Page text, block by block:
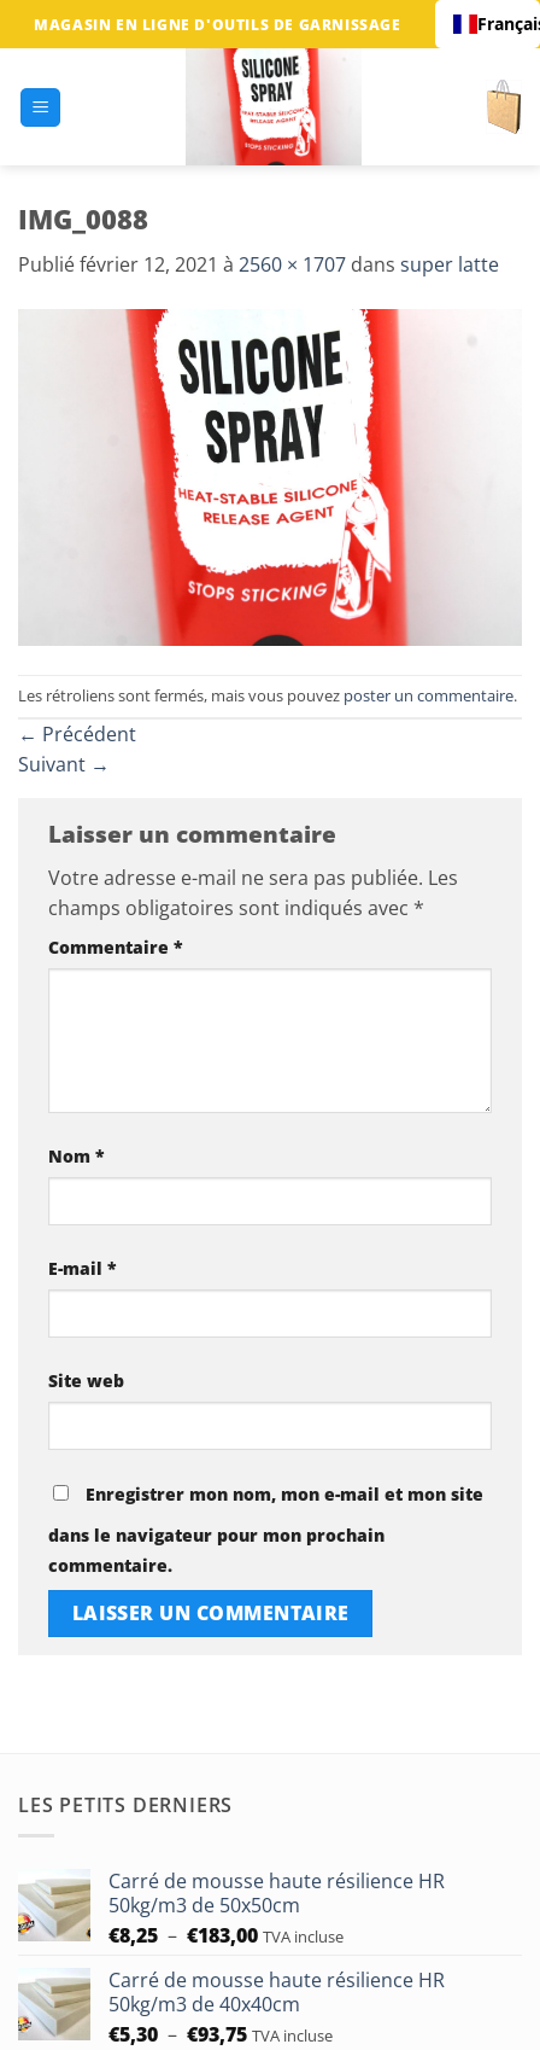
Passer
au
MAGASIN EN LIGNE D'OUTILS DE GARNISSAGE
IMG_0088
Publiéfévrier 12, 2021 à 2560 × 1707 dans super latte
Les rétroliens sont fermés, mais vous pouvez poster un commentaire.
← Précédent
Suivant →
Laisser un commentaire
Votre adresse e-mail ne sera pas publiée. Les
champs obligatoires sont indiqués avec *
Commentaire *
Nom *
E-mail *
Site web
Enregistrer mon nom, mon e-mail et mon site
dans le navigateur pour mon prochain
commentaire.
LES PETITS DERNIERS
Carré de mousse haute résilience HR
50kg/m3 de 50x50cm
€8,25 – €183,00Plage
prix :
€8,25
à
TVA incluse
Carré de mousse haute résilience HR
50kg/m3 de 40x40cm
€5,30 – €93,75Plage
TVA incluse